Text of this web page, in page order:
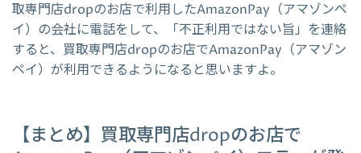
取専門店dropのお店で利用したAmazonPay（アマゾンペ
イ）の会社に電話をして、「不正利用ではない旨」を連絡
すると、買取専門店dropのお店でAmazonPay（アマゾン
ペイ）が利用できるようになると思いますよ。
【まとめ】買取専門店dropのお店で